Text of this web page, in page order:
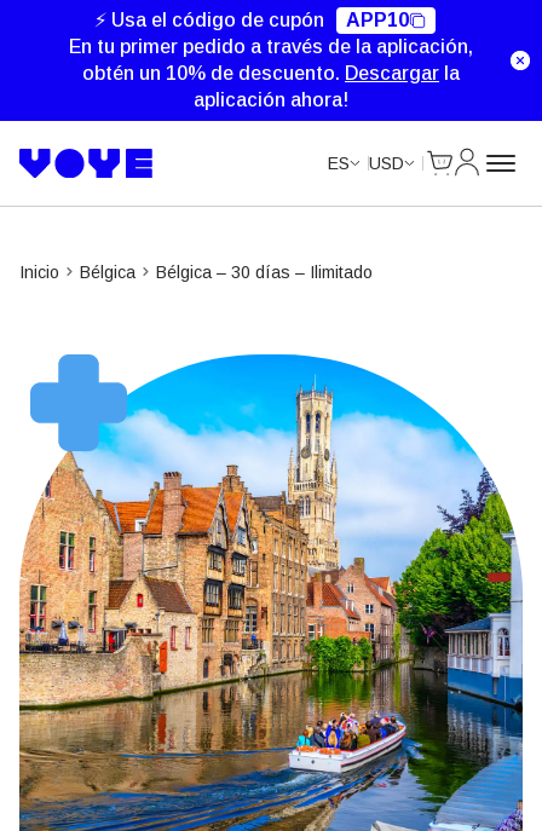
⚡ Usa el código de cupón
APP10
En tu primer pedido a través de la aplicación,
obtén un 10% de descuento. Descargar la
aplicación ahora!
ES USD
Inicio Bélgica Bélgica – 30 días – Ilimitado
Unlimited Data